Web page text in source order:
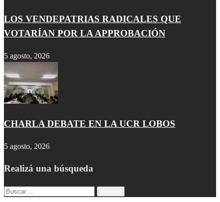
LOS VENDEPATRIAS RADICALES QUE
VOTARÍAN POR LA APPROBACIÓN
5 agosto, 2026
CHARLA DEBATE EN LA UCR LOBOS
5 agosto, 2026
Realizá una búsqueda
Buscar: